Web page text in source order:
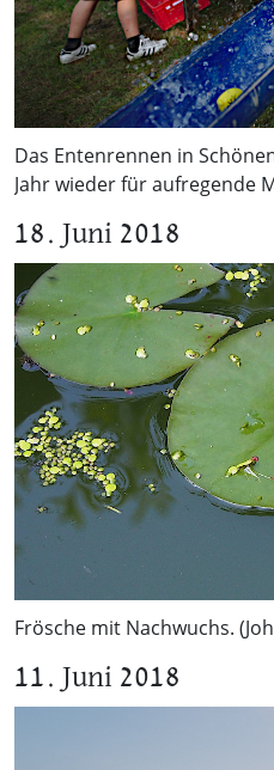
Das Entenrennen in
Jahr wieder für aufregende
18. Juni 2018
Frösche mit Nachwuchs.
11. Juni 2018